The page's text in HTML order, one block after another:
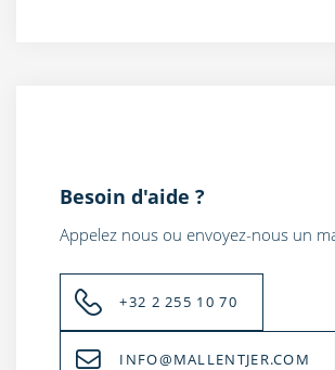
Besoin d'aide ?
Appelez nous ou envoyez-nous un
+32 2 255 10 70
INFO@MALLENTJER.COM